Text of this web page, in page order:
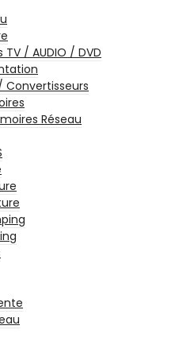
TV / AUDIO / DVD
Réseau